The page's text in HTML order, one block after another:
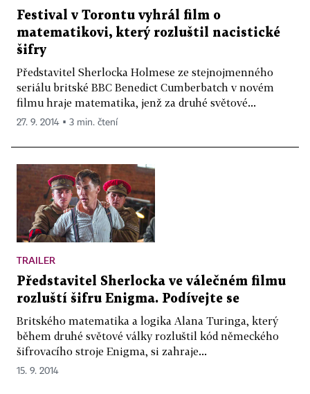
Festival v Torontu vyhrál film o
matematikovi, který rozluštil nacistické
šifry
Představitel Sherlocka Holmese ze stejnojmenného
seriálu britské BBC Benedict Cumberbatch v novém
filmu hraje matematika, jenž za druhé světové...
27. 9. 2014 ▪ 3 min. čtení
TRAILER
Představitel Sherlocka ve válečném filmu
rozluští šifru Enigma. Podívejte se
Britského matematika a logika Alana Turinga, který
během druhé světové války rozluštil kód německého
šifrovacího stroje Enigma, si zahraje...
15. 9. 2014